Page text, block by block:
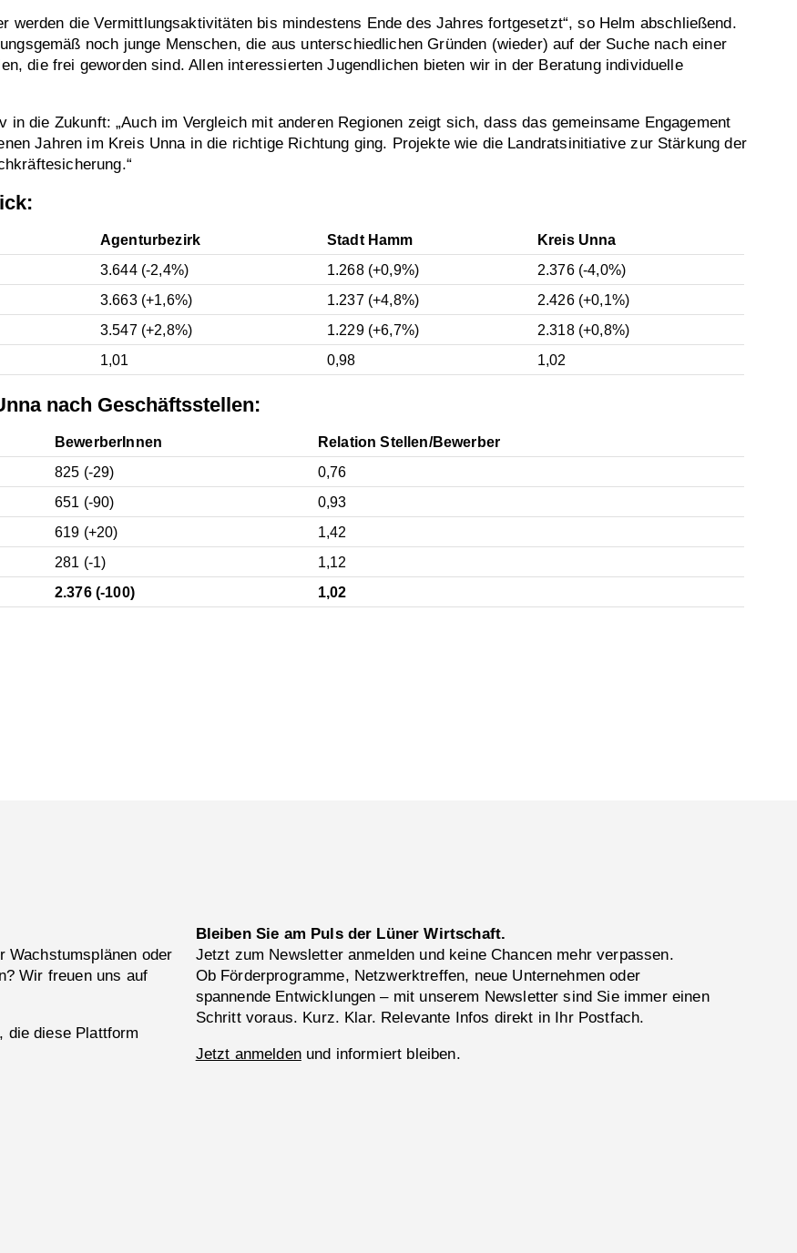
werden die Vermittlungsaktivitäten bis mindestens Ende des Jahres fortgesetzt“, so Helm abschließend.
noch junge Menschen, die aus unterschiedlichen Gründen (wieder) auf der Suche nach einer
die frei geworden sind. Allen interessierten Jugendlichen bieten wir in der Beratung individuelle
die Zukunft: „Auch im Vergleich mit anderen Regionen zeigt sich, dass das gemeinsame Engagement
Jahren im Kreis Unna in die richtige Richtung ging. Projekte wie die Landratsinitiative zur Stärkung der
Agenturbezirk Stadt Hamm
Kreis Unna
3.644 (-2,4%) 1.268 (+0,9%)
2.376 (-4,0%)
3.663 (+1,6%) 1.237 (+4,8%)
2.426 (+0,1%)
3.547 (+2,8%) 1.229 (+6,7%)
2.318 (+0,8%)
1,01 0,98 1,02
nach Geschäftsstellen:
BewerberInnen
Relation Stellen/Bewerber
825 (-29)
0,76
651 (-90)
0,93
619 (+20)
1,42
281 (-1)
1,12
2.376 (-100) 1,02
Wachstumsplänen oder
Wir freuen uns auf
die diese Plattform
Bleiben Sie am Puls der Lüner Wirtschaft.
Jetzt zum Newsletter anmelden und keine Chancen mehr verpassen.
Ob Förderprogramme, Netzwerktreffen, neue Unternehmen oder
spannende Entwicklungen – mit unserem Newsletter sind Sie immer einen
Schritt voraus. Kurz. Klar. Relevante Infos direkt in Ihr Postfach.
Jetzt anmeldenund informiert bleiben.